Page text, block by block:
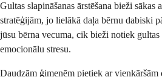
Gultas slapināšanas ārstēšana bieži sākas
stratēģijām, jo lielākā daļa bērnu dabiski
jūsu bērna vecuma, cik bieži notiek gultas
emocionālu stresu.
Daudzām ģimenēm pietiek ar